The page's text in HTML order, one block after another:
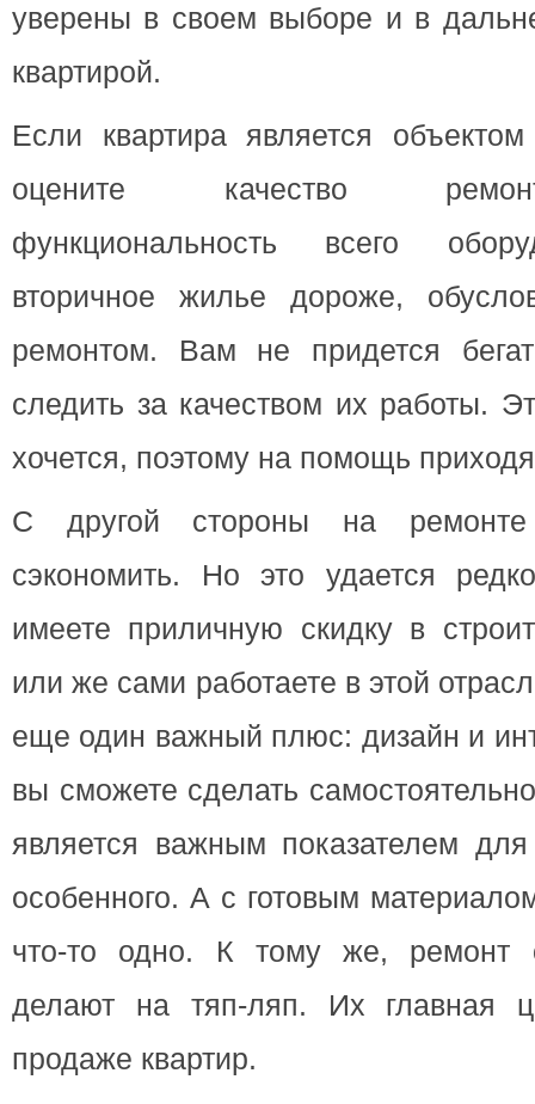
уверены в своем выборе и в
квартирой.
Если квартира является
оцените качество
функциональность всего
вторичное жилье дороже,
ремонтом. Вам не придется
следить за качеством их работы.
хочется, поэтому на помощь
С другой стороны на
сэкономить. Но это удается
имеете приличную скидку в
или же сами работаете в этой
еще один важный плюс: дизайн и
вы сможете сделать
является важным показателем
особенного. А с готовым
что-то одно. К тому же, ремонт
делают на тяп-ляп. Их главная
продаже квартир.